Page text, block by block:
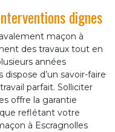
dignes
maçon à
des travaux tout en
années
dispose d’un savoir-faire
parfait. Solliciter
offre la garantie
reflétant votre
à Escragnolles